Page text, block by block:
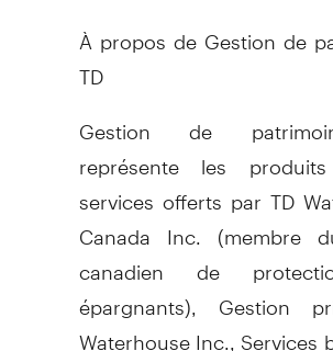
À propos de Gestion de
TD
Gestion de
représente les
services offerts par TD
Canada Inc. (membre
canadien de
épargnants), Gestion
Waterhouse Inc., Services